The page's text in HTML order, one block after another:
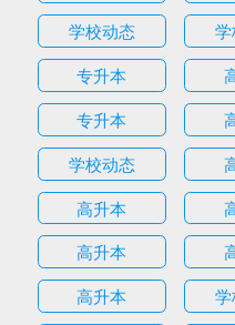
学校动态
专升本
专升本
学校动态
高升本
高升本
高升本